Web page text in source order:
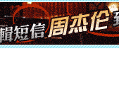
泣，这痛
卖了。水
[春节]风
颜！冬去
道一声平